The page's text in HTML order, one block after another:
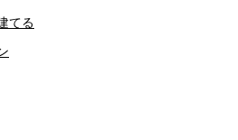
てる